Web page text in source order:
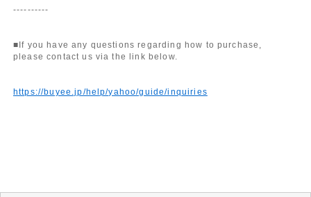
----------
■If you have any questions regarding how to purchase,
please contact us via the link below.
https://buyee.jp/help/yahoo/guide/inquiries